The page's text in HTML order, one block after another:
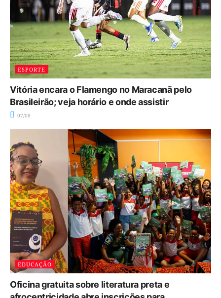
ESPORTE
Vitória encara o Flamengo no Maracanã pelo
Brasileirão; veja horário e onde assistir
07/08
EDUCAÇÃO
Oficina gratuita sobre literatura preta e